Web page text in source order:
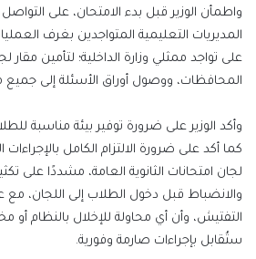
واطمأن الوزير قبل بدء الامتحان، على
المديريات التعليمية المتواجدين بغرف
على تواجد ممثلي وزارة الداخلية؛ لتأمين مقار
المحافظات، ووصول أوراق الأسئلة إلى جميع
وأكد الوزير على ضرورة توفير بيئة مناسبة
كما أكد على ضرورة الالتزام الكامل
لجان امتحانات الثانوية العامة، مشددًا على
والانضباط قبل دخول الطلاب إلى اللجان، مع
التفتيش، وأن أي محاولة للإخلال بالنظام أو
ستُقابل بإجراءات صارمة وفورية.